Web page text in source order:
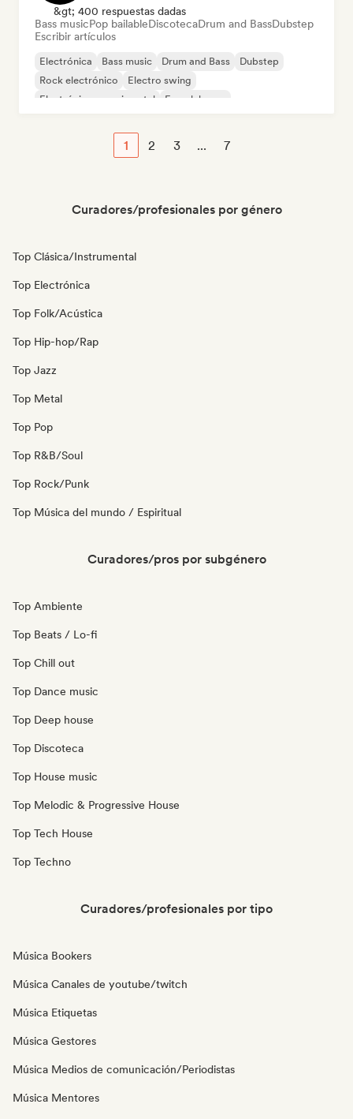
&gt; 400 respuestas dadas
Bass musicPop bailableDiscotecaDrum and BassDubstep
Escribir artículos
Electrónica Bass music Drum and Bass
Dubstep
Rock electrónico
Electro swing
Electrónica experimental
French house
1 2 3 ... 7
Curadores/profesionales por género
Top Clásica/Instrumental
Top Electrónica
Top Folk/Acústica
Top Hip-hop/Rap
Top Jazz
Top Metal
Top Pop
Top R&B/Soul
Top Rock/Punk
Top Música del mundo / Espiritual
Curadores/pros por subgénero
Top Ambiente
Top Beats / Lo-fi
Top Chill out
Top Dance music
Top Deep house
Top Discoteca
Top House music
Top Melodic & Progressive House
Top Tech House
Top Techno
Curadores/profesionales por tipo
Música Bookers
Música Canales de youtube/twitch
Música Etiquetas
Música Gestores
Música Medios de comunicación/Periodistas
Música Mentores